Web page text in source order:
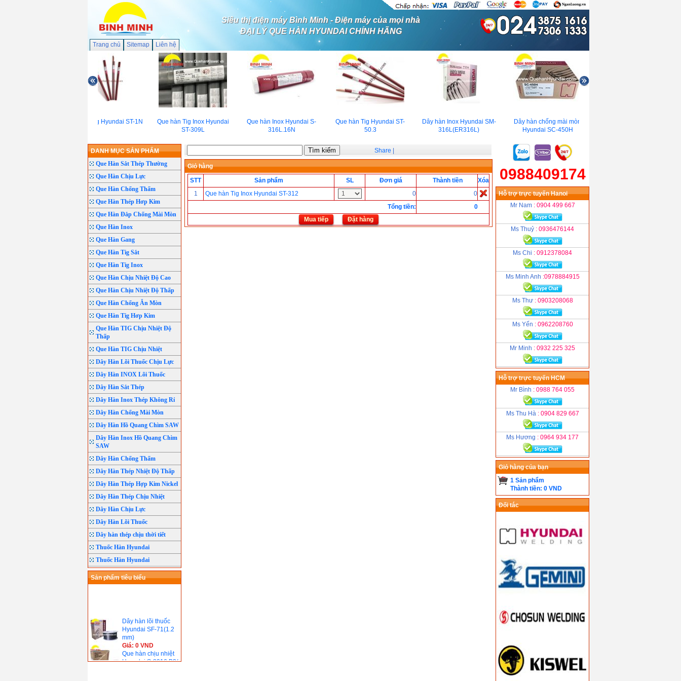
Siêu thị điện máy Bình Minh - Điện máy của mọi nhà
ĐẠI LÝ QUE HÀN HYUNDAI CHÍNH HÃNG
Trang chủ Sitemap Liên hệ
Que hàn Tig Hyundai ST-1N
Que hàn Tig Inox Hyundai
ST-309L
Que hàn Inox Hyundai S-
316L.16N
Que hàn Tig Hyundai ST-
50.3
Dây hàn Inox Hyundai SM-
316L(ER316L)
Dây hàn chống mài mòn
Hyundai SC-450H
DANH MỤC SẢN PHẨM
Que Hàn Sắt Thép Thường
Que Hàn Chịu Lực
Que Hàn Chống Thấm
Que Hàn Thép Hơp Kim
Que Hàn Đắp Chống Mài Mòn
Que Hàn Inox
Que Hàn Gang
Que Hàn Tig Sắt
Que Hàn Tig Inox
Que Hàn Chịu Nhiệt Độ Cao
Que Hàn Chịu Nhiệt Độ Thấp
Que Hàn Chống Ăn Mòn
Que Hàn Tig Hơp Kim
Que Hàn TIG Chịu Nhiệt Độ
Thấp
Que Hàn TIG Chịu Nhiệt
Dây Hàn Lõi Thuốc Chịu Lực
Dây Hàn INOX Lõi Thuốc
Dây Hàn Sắt Thép
Dây Hàn Inox Thép Không Rỉ
Dây Hàn Chống Mài Mòn
Dây Hàn Hồ Quang Chìm SAW
Dây Hàn Inox Hồ Quang Chìm
SAW
Dây Hàn Chống Thấm
Dây Hàn Thép Nhiệt Độ Thấp
Dây Hàn Thép Hợp Kim Nickel
Dây Hàn Thép Chịu Nhiệt
Dây Hàn Chịu Lực
Dây Hàn Lõi Thuốc
Dây hàn thép chịu thời tiết
Thuốc Hàn Hyundai
Thuốc Hàn Hyundai
Sản phẩm tiêu biểu
Dây hàn lõi thuốc
Hyundai SF-71(1.2
mm)
Giá: 0 VND
Que hàn chịu nhiệt
Hyundai S-8016.B2(
Share
Giỏ hàng
STT
Sản phẩm SL Đơn giá Thành tiền
Xóa
1
Que hàn Tig Inox Hyundai ST-312 0
0
Tổng tiền:
0
Mua tiếp
Đặt hàng
0988409174
Hỗ trợ trực tuyến Hanoi
Mr Nam : 0904 499 667
Ms Thuỷ : 0936476144
Ms Chi : 0912378084
Ms Minh Anh :0978884915
Ms Thư : 0903208068
Ms Yến : 0962208760
Mr Minh : 0932 225 325
Hỗ trợ trực tuyến HCM
Mr Bình : 0988 764 055
Ms Thu Hà : 0904 829 667
Ms Hương : 0964 934 177
Giỏ hàng của bạn
1 Sản phẩm
Thành tiền: 0 VND
Đối tác